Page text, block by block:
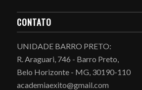
CONTATO
UNIDADE BARRO PRETO:
R. Araguari, 746 - Barro Preto,
Belo Horizonte - MG, 30190-110
academiaexito@gmail.com